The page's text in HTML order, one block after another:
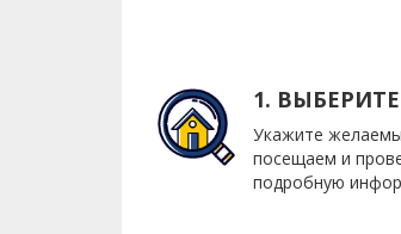
1.
Укажите
посещаем и
подробную